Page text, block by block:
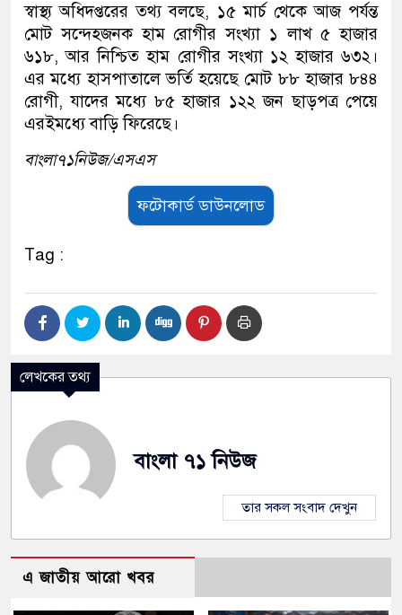
স্বাস্থ্য অধিদপ্তরের তথ্য বলছে, ১৫ মার্চ থেকে আজ পর্যন্ত
মোট সন্দেহজনক হাম রোগীর সংখ্যা ১ লাখ ৫ হাজার
৬১৮, আর নিশ্চিত হাম রোগীর সংখ্যা ১২ হাজার ৬৩২।
এর মধ্যে হাসপাতালে ভর্তি হয়েছে মোট ৮৮ হাজার ৮৪৪
রোগী, যাদের মধ্যে ৮৫ হাজার ১২২ জন ছাড়পত্র পেয়ে
এরইমধ্যে বাড়ি ফিরেছে।
বাংলা৭১নিউজ/এসএস
ফটোকার্ড ডাউনলোড
Tag :
লেখকের তথ্য
বাংলা ৭১ নিউজ
তার সকল সংবাদ দেখুন
এ জাতীয় আরো খবর